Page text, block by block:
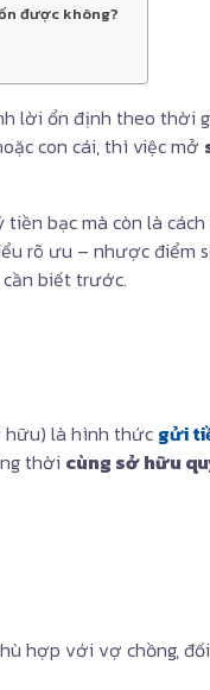
được không?
lời ổn định theo thời
con cái, thì việc mở
bạc mà còn là
rõ ưu – nhược điểm
biết trước.
hữu) là hình thức gửi
thời cùng sở hữu
hợp với vợ chồng,